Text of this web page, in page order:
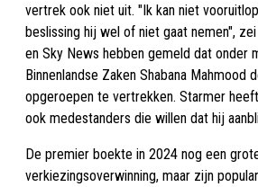
vertrek ook niet uit. "Ik kan niet
beslissing hij wel of niet gaat nemen",
en Sky News hebben gemeld dat onder
Binnenlandse Zaken Shabana Mahmood
opgeroepen te vertrekken. Starmer
ook medestanders die willen dat hij
De premier boekte in 2024 nog een
verkiezingsoverwinning, maar zijn